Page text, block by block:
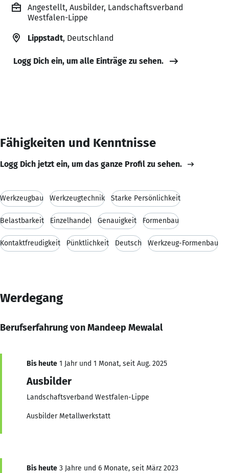
Angestellt, Ausbilder, Landschaftsverband
Westfalen-Lippe
Lippstadt, Deutschland
Logg Dich ein, um alle Einträge zu sehen.
Fähigkeiten und Kenntnisse
Logg Dich jetzt ein, um das ganze Profil zu sehen.
Werkzeugbau Werkzeugtechnik Starke Persönlichkeit
Belastbarkeit Einzelhandel Genauigkeit Formenbau
Kontaktfreudigkeit Pünktlichkeit Deutsch Werkzeug-Formenbau
Werdegang
Berufserfahrung von Mandeep Mewalal
Bis heute 1 Jahr und 1 Monat, seit Aug. 2025
Ausbilder
Landschaftsverband Westfalen-Lippe
Ausbilder Metallwerkstatt
Bis heute 3 Jahre und 6 Monate, seit März 2023